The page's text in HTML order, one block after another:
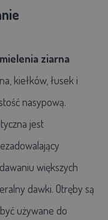
ziarna
kiełków, łusek i
nasypową.
jest
większych
dawki. Otręby są
używane do